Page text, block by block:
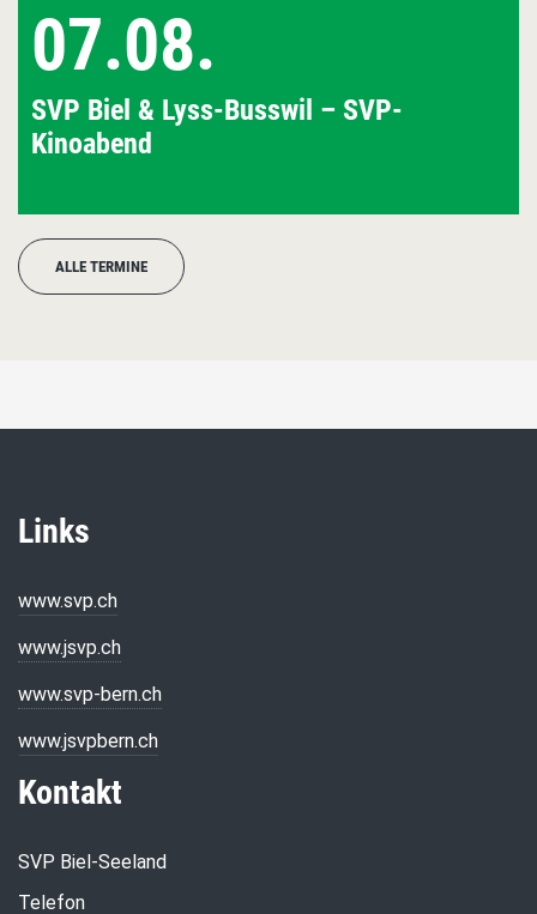
07.08.
SVP Biel & Lyss-Busswil – SVP-
Kinoabend
ALLE TERMINE
Links
www.svp.ch
www.jsvp.ch
www.svp-bern.ch
www.jsvpbern.ch
Kontakt
SVP Biel-Seeland
Telefon